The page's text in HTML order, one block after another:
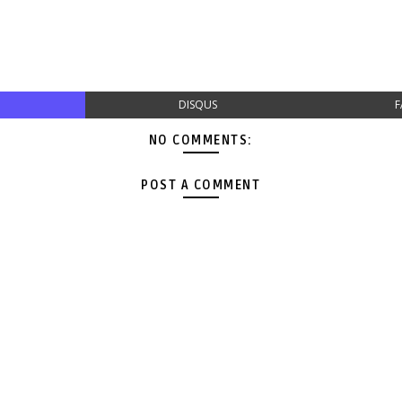
DISQUS
NO COMMENTS:
POST A COMMENT